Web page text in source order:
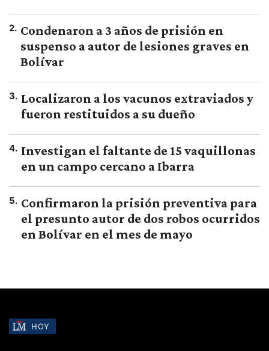
2. Condenaron a 3 años de prisión en
suspenso a autor de lesiones graves en
Bolívar
3. Localizaron a los vacunos extraviados y
fueron restituidos a su dueño
4. Investigan el faltante de 15 vaquillonas
en un campo cercano a Ibarra
5. Confirmaron la prisión preventiva para
el presunto autor de dos robos ocurridos
en Bolívar en el mes de mayo
HOY